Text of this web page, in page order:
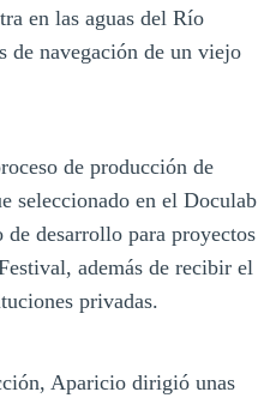
en las aguas del Río
de navegación de un viejo
de producción de
seleccionado en el Doculab
desarrollo para proyectos
además de recibir el
privadas.
Aparicio dirigió unas